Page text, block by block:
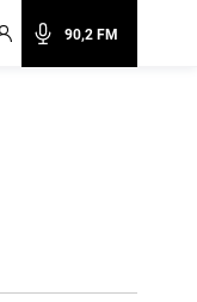
90,2 FM